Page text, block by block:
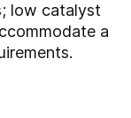
low catalyst
a